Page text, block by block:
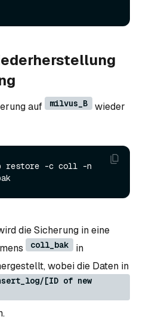
auf milvus_B
wieder
restore -c coll -n
die Sicherung in eine
coll_bak in
wobei die Daten in
[ID of new